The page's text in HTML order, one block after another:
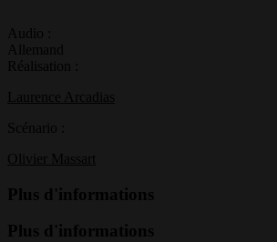
Audio :
Allemand
Réalisation :
Laurence Arcadias
Scénario :
Olivier Massart
Plus d'informations
Plus d'informations